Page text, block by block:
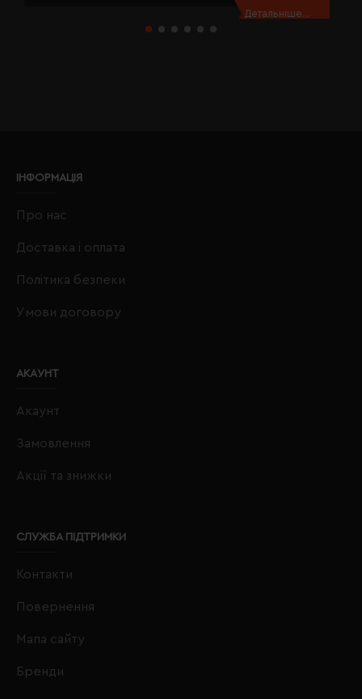
Детальніше...
ІНФОРМАЦІЯ
Про нас
Доставка і оплата
Політика безпеки
Умови договору
АКАУНТ
Акаунт
Замовлення
Акції та знижки
СЛУЖБА ПІДТРИМКИ
Контакти
Повернення
Мапа сайту
Бренди